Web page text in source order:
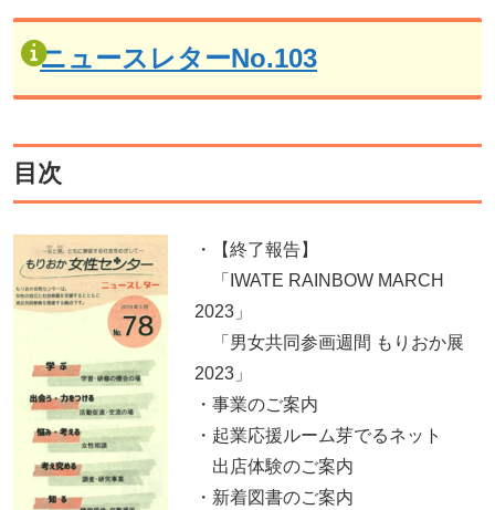
ニュースレターNo.103
目次
・【終了報告】
「IWATE RAINBOW MARCH
2023」
「男女共同参画週間 もりおか展
2023」
・事業のご案内
・起業応援ルーム芽でるネット
出店体験のご案内
・新着図書のご案内